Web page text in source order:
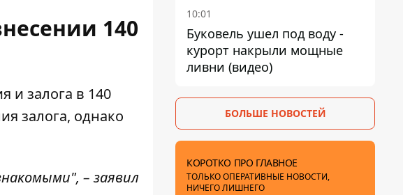
140
и залога в 140
залога, однако
– заявил
10:01
Буковель ушел под воду -
курорт накрыли мощные
ливни (видео)
БОЛЬШЕ НОВОСТЕЙ
КОРОТКО ПРО ГЛАВНОЕ
ТОЛЬКО ОПЕРАТИВНЫЕ НОВОСТИ,
НИЧЕГО ЛИШНЕГО